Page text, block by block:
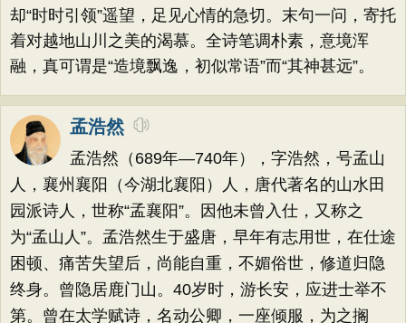
却“时时引领”遥望，足见心情的急切。末句一问，寄托
着对越地山川之美的渴慕。全诗笔调朴素，意境浑
融，真可谓是“造境飘逸，初似常语”而“其神甚远”。
孟浩然
孟浩然（689年—740年），字浩然，号孟山
人，襄州襄阳（今湖北襄阳）人，唐代著名的山水田
园派诗人，世称“孟襄阳”。因他未曾入仕，又称之
为“孟山人”。孟浩然生于盛唐，早年有志用世，在仕途
困顿、痛苦失望后，尚能自重，不媚俗世，修道归隐
终身。曾隐居鹿门山。40岁时，游长安，应进士举不
第。曾在太学赋诗，名动公卿，一座倾服，为之搁